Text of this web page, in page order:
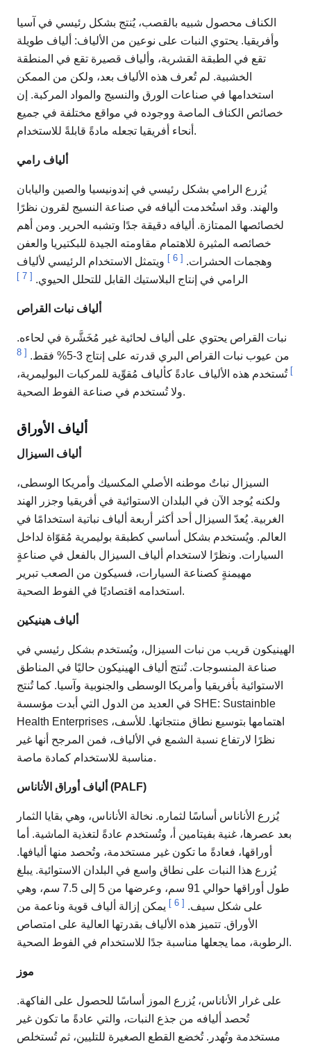
الكناف محصول شبيه بالقصب، يُنتج بشكل رئيسي في آسيا
وأفريقيا. يحتوي النبات على نوعين من الألياف: ألياف طويلة
تقع في الطبقة القشرية، وألياف قصيرة تقع في المنطقة
الخشبية. لم تُعرف هذه الألياف بعد، ولكن من الممكن
استخدامها في صناعات الورق والنسيج والمواد المركبة. إن
خصائص الكناف الماصة ووجوده في مواقع مختلفة في جميع
أنحاء أفريقيا تجعله مادةً قابلةً للاستخدام.
ألياف رامي
يُزرع الرامي بشكل رئيسي في إندونيسيا والصين واليابان
والهند. وقد استُخدمت أليافه في صناعة النسيج لقرون نظرًا
لخصائصها الممتازة. أليافه دقيقة جدًا وتشبه الحرير. ومن أهم
خصائصه المثيرة للاهتمام مقاومته الجيدة للبكتيريا والعفن
وهجمات الحشرات. [
] ويتمثل الاستخدام الرئيسي لألياف
الرامي في إنتاج البلاستيك القابل للتحلل الحيوي. [
]
ألياف نبات القراص
نبات القراص يحتوي على ألياف لحائية غير مُخَشَّرة في لحاءه.
من عيوب نبات القراص البري قدرته على إنتاج 3-5% فقط.
[
] تُستخدم هذه الألياف عادةً كألياف مُقوِّية للمركبات البوليمرية،
ولا تُستخدم في صناعة الفوط الصحية.
ألياف الأوراق
ألياف السيزال
السيزال نباتٌ موطنه الأصلي المكسيك وأمريكا الوسطى،
ولكنه يُوجد الآن في البلدان الاستوائية في أفريقيا وجزر الهند
الغربية. يُعدّ السيزال أحد أكثر أربعة ألياف نباتية استخدامًا في
العالم. ويُستخدم بشكل أساسي كطبقة بوليمرية مُقوّاة لداخل
السيارات. ونظرًا لاستخدام ألياف السيزال بالفعل في صناعةٍ
مهيمنةٍ كصناعة السيارات، فسيكون من الصعب تبرير
استخدامه اقتصاديًا في الفوط الصحية.
ألياف هينيكين
الهينيكون قريب من نبات السيزال، ويُستخدم بشكل رئيسي في
صناعة المنسوجات. تُنتج ألياف الهينيكون حاليًا في المناطق
الاستوائية بأفريقيا وأمريكا الوسطى والجنوبية وآسيا. كما تُنتج
في العديد من الدول التي أبدت مؤسسة SHE: Sustainble
Health Enterprises اهتمامها بتوسيع نطاق منتجاتها. للأسف،
نظرًا لارتفاع نسبة الشمع في الألياف، فمن المرجح أنها غير
مناسبة للاستخدام كمادة ماصة.
ألياف أوراق الأناناس (PALF)
يُزرع الأناناس أساسًا لثماره. نخالة الأناناس، وهي بقايا الثمار
بعد عصرها، غنية بفيتامين أ، وتُستخدم عادةً لتغذية الماشية. أما
أوراقها، فعادةً ما تكون غير مستخدمة، وتُحصد منها أليافها.
يُزرع هذا النبات على نطاق واسع في البلدان الاستوائية. يبلغ
طول أوراقها حوالي 91 سم، وعرضها من 5 إلى 7.5 سم، وهي
على شكل سيف. [
] يمكن إزالة ألياف قوية وناعمة من
الأوراق. تتميز هذه الألياف بقدرتها العالية على امتصاص
الرطوبة، مما يجعلها مناسبة جدًا للاستخدام في الفوط الصحية.
موز
على غرار الأناناس، يُزرع الموز أساسًا للحصول على الفاكهة.
تُحصد أليافه من جذع النبات، والتي عادةً ما تكون غير
مستخدمة وتُهدر. تُخضع القطع الصغيرة للتليين، ثم تُستخلص